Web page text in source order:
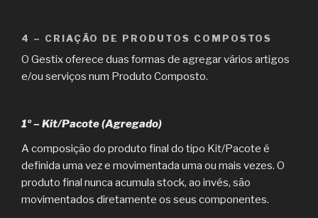
4 – CRIAÇÃO DE PRODUTOS COMPOSTOS
O Gestix oferece duas formas de agregar vários artigos
e/ou serviços num Produto Composto.
1º – Kit/Pacote (Agregado)
A composição do produto final do tipo Kit/Pacote é
definida uma vez e movimentada uma ou mais vezes. O
produto final nunca acumula stock, ao invés, são
movimentados diretamente os seus componentes.